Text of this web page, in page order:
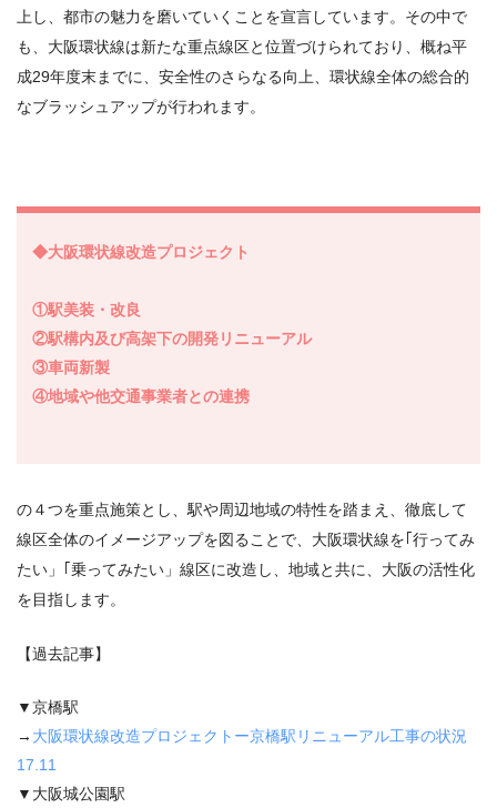
上し、都市の魅力を磨いていくことを宣言しています。その中で
も、大阪環状線は新たな重点線区と位置づけられており、概ね平
成29年度末までに、安全性のさらなる向上、環状線全体の総合的
なブラッシュアップが行われます。
◆大阪環状線改造プロジェクト
①駅美装・改良
②駅構内及び高架下の開発リニューアル
③車両新製
④地域や他交通事業者との連携
の４つを重点施策とし、駅や周辺地域の特性を踏まえ、徹底して
線区全体のイメージアップを図ることで、大阪環状線を｢行ってみ
たい」｢乗ってみたい」線区に改造し、地域と共に、大阪の活性化
を目指します。
【過去記事】
▼京橋駅
→ 大阪環状線改造プロジェクトー京橋駅リニューアル工事の状況
17.11
▼大阪城公園駅